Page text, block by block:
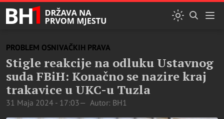
PROBLEM OSNIVAČKIH PRAVA
Stigle reakcije na odluku Ustavnog
suda FBiH: Konačno se nazire kraj
trakavice u UKC-u Tuzla
31 Maja 2024 - 17:03 Autor: BH1